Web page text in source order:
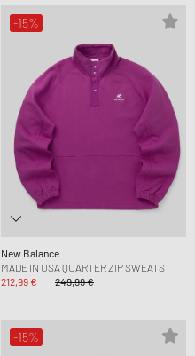
-15%
New Balance
MADE IN USA QUARTER ZIP SWEATS
212,99 €
249,99 €
-15%